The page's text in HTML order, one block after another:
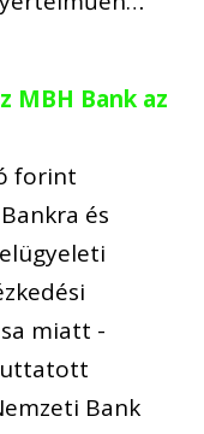
MBH Bank az
forint
és
miatt -
Bank